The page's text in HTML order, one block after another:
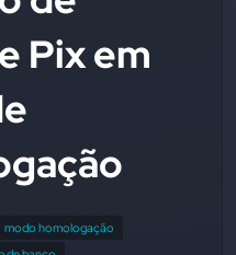
Pix em
modo homologação